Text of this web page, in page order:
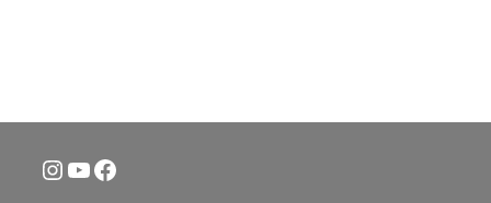
Instagram
YouTube
Facebook